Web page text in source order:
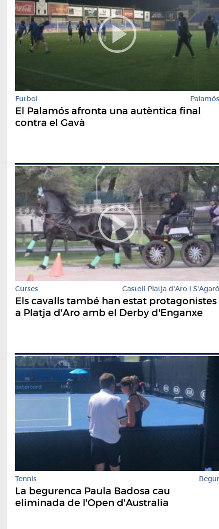
Futbol Palamós
El Palamós afronta una autèntica final
contra el Gavà
Curses Castell-Platja d'Aro i S'Agaró
Els cavalls també han estat protagonistes
a Platja d'Aro amb el Derby d'Enganxe
Tennis Begur
La begurenca Paula Badosa cau
eliminada de l'Open d'Australia